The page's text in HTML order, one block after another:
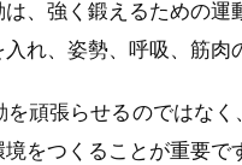
、強く鍛えるための運
れ、姿勢、呼吸、筋
頑張らせるのではな
をつくることが重要で